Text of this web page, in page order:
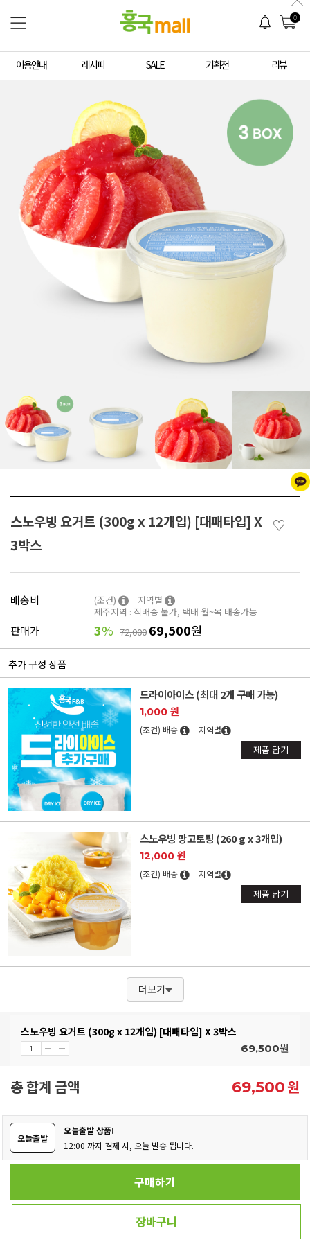
0
이용안내 레시피 SALE 기획전 리뷰
스노우빙 요거트 (300g x 12개입) [대패타입] X
3박스
♡
배송비 (조건)
지역별
제주지역 : 직배송 불가, 택배 월~목 배송가능
판매가 3% 72,00069,500원
추가 구성 상품
드라이아이스 (최대 2개 구매 가능)
1,000 원
(조건) 배송 지역별
제품 담기
스노우빙 망고토핑 (260 g x 3개입)
12,000 원
(조건) 배송 지역별
제품 담기
더보기
스노우빙 요거트 (300g x 12개입) [대패타입] X 3박스
69,500원
총 합계 금액 69,500원
오늘출발
오늘출발 상품!
12:00 까지 결제 시, 오늘 발송 됩니다.
구매하기
장바구니